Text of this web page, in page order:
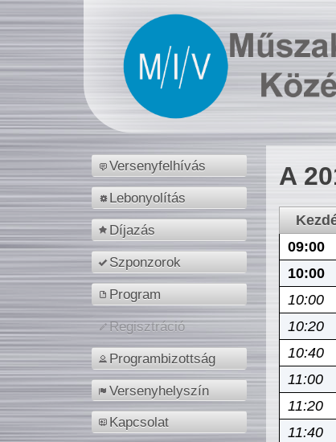
Versenyfelhívás
Lebonyolítás
Díjazás
Szponzorok
Program
Regisztráció
Programbizottság
Versenyhelyszín
Kapcsolat
A
09:00
10:00
10:00
10:20
10:40
11:00
11:20
11:40